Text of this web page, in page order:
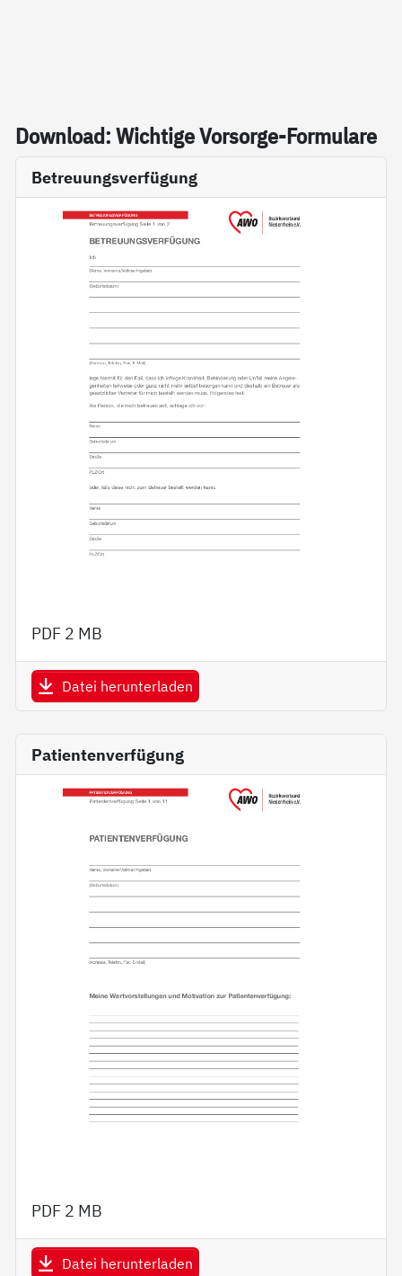
Down­load: Wich­ti­ge Vor­sor­ge-For­mu­la­re
Betreuungsverfügung
PDF 2 MB
Datei herunterladen
Patientenverfügung
PDF 2 MB
Datei herunterladen